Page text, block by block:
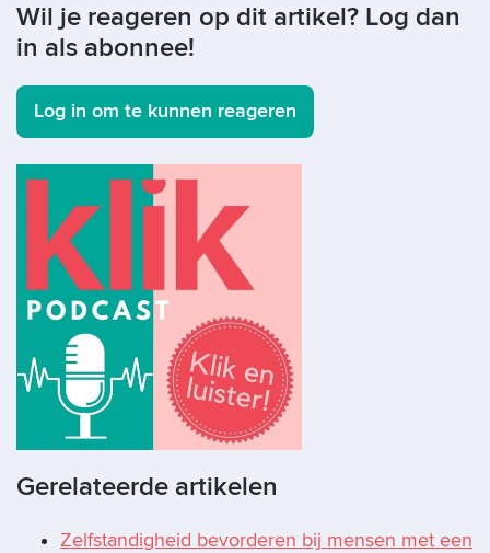
Wil je reageren op dit artikel? Log dan
in als abonnee!
Log in om te kunnen reageren
Gerelateerde artikelen
Zelfstandigheid bevorderen bij mensen met een